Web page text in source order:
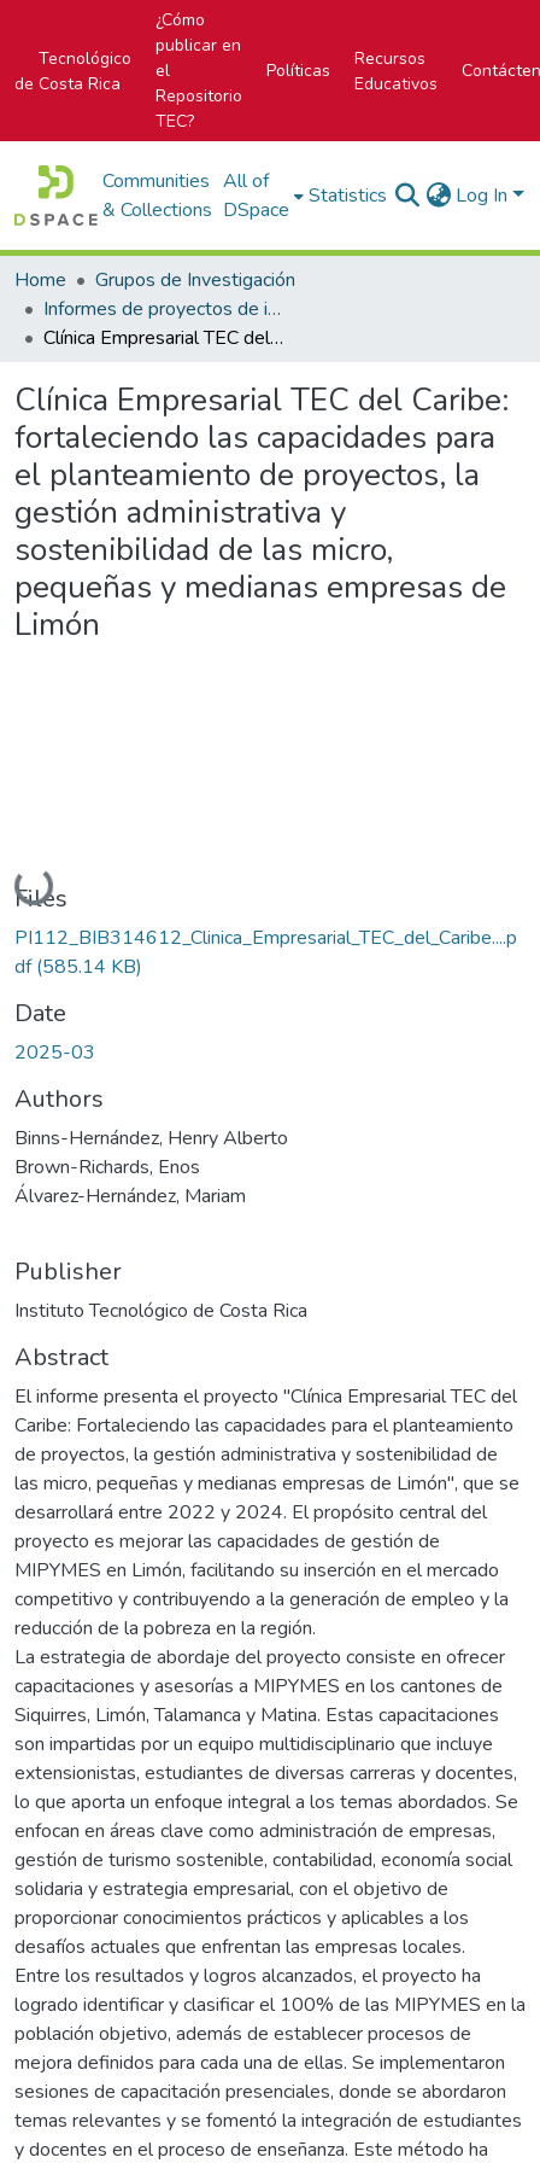
Tecnológico
de Costa Rica
¿Cómo
publicar en
el
Repositorio
TEC?
Políticas
Recursos
Educativos
Communities
& Collections
All of
DSpace
Statistics Log In
Home
Grupos de Investigación
Informes de proyectos de investigación
Clínica Empresarial TEC del Caribe: fortaleciendo las capacidades para el planteamiento de proyectos, la gestión administrativa y sostenibilidad de las micro, pequeñas y medianas empresas de Limón
Clínica Empresarial TEC del Caribe:
fortaleciendo las capacidades para
el planteamiento de proyectos, la
gestión administrativa y
sostenibilidad de las micro,
pequeñas y medianas empresas de
Limón
Loading...
Files
PI112_BIB314612_Clinica_Empresarial_TEC_del_Caribe....p
df(585.14 KB)
Date
2025-03
Authors
Binns-Hernández, Henry Alberto
Brown-Richards, Enos
Álvarez-Hernández, Mariam
Publisher
Instituto Tecnológico de Costa Rica
Abstract
El informe presenta el proyecto "Clínica Empresarial TEC del
Caribe: Fortaleciendo las capacidades para el planteamiento
de proyectos, la gestión administrativa y sostenibilidad de
las micro, pequeñas y medianas empresas de Limón", que se
desarrollará entre 2022 y 2024. El propósito central del
proyecto es mejorar las capacidades de gestión de
MIPYMES en Limón, facilitando su inserción en el mercado
competitivo y contribuyendo a la generación de empleo y la
reducción de la pobreza en la región.
La estrategia de abordaje del proyecto consiste en ofrecer
capacitaciones y asesorías a MIPYMES en los cantones de
Siquirres, Limón, Talamanca y Matina. Estas capacitaciones
son impartidas por un equipo multidisciplinario que incluye
extensionistas, estudiantes de diversas carreras y docentes,
lo que aporta un enfoque integral a los temas abordados. Se
enfocan en áreas clave como administración de empresas,
gestión de turismo sostenible, contabilidad, economía social
solidaria y estrategia empresarial, con el objetivo de
proporcionar conocimientos prácticos y aplicables a los
desafíos actuales que enfrentan las empresas locales.
Entre los resultados y logros alcanzados, el proyecto ha
logrado identificar y clasificar el 100% de las MIPYMES en la
población objetivo, además de establecer procesos de
mejora definidos para cada una de ellas. Se implementaron
sesiones de capacitación presenciales, donde se abordaron
temas relevantes y se fomentó la integración de estudiantes
y docentes en el proceso de enseñanza. Este método ha